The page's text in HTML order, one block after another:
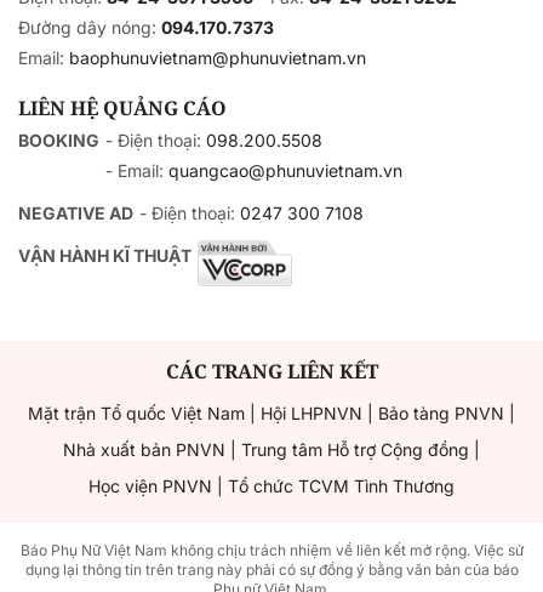
Đường dây nóng: 094.170.7373
Email: baophunuvietnam@phunuvietnam.vn
LIÊN HỆ QUẢNG CÁO
BOOKING - Điện thoại: 098.200.5508
- Email: quangcao@phunuvietnam.vn
NEGATIVE AD - Điện thoại: 0247 300 7108
VẬN HÀNH KĨ THUẬT
CÁC TRANG LIÊN KẾT
Mặt trận Tổ quốc Việt Nam Hội LHPNVN Bảo tàng PNVN
Nhà xuất bản PNVN
Trung tâm Hỗ trợ Cộng đồng
Học viện PNVN
Tổ chức TCVM Tình Thương
Báo Phụ Nữ Việt Nam không chịu trách nhiệm về liên kết mở rộng. Việc sử
dụng lại thông tin trên trang này phải có sự đồng ý bằng văn bản của báo